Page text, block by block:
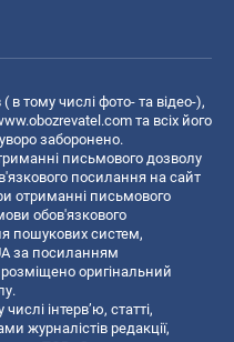
в тому числі фото- та відео-),
та всіх його
заборонено.
письмового дозволу
посилання на сайт
отриманні письмового
обов'язкового
пошукових систем,
за посиланням
розміщено оригінальний
інтерв’ю, статті,
журналістів редакції,